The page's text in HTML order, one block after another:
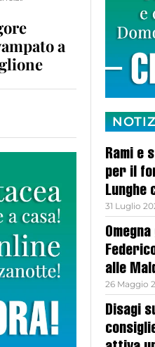
a
Rami e
per il
Lunghe
31 Luglio
alle
26 Maggio
Disagi